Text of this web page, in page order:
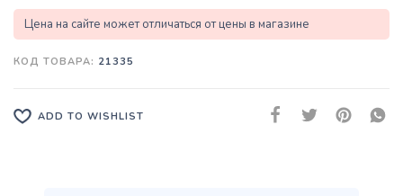
Цена на сайте может отличаться от цены в магазине
КОД ТОВАРА: 21335
ADD TO WISHLIST